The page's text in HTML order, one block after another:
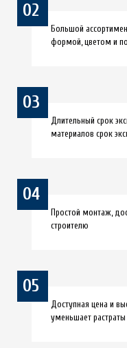
Доступная цена и
уменьшает
05
Простой монтаж,
строителю
04
Длительный срок
материалов срок
03
Большой
формой, цветом и
02